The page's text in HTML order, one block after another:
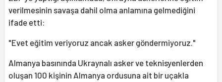
verilmesinin savaşa dahil olma anlamına gelmediğini
ifade etti:
"Evet eğitim veriyoruz ancak asker göndermiyoruz."
Almanya basınında Ukraynalı asker ve teknisyenlerden
oluşan 100 kişinin Almanya ordusuna ait bir uçakla